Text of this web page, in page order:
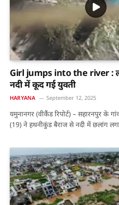
Girl jumps into the river :
नदी में कूद गई युवती
HARYANA September 12, 2025
यमुनानगर (वीकैंड रिपोर्ट) – सहारनपुर के
(19) ने हथनीकुंड बैराज से नदी में छलांग